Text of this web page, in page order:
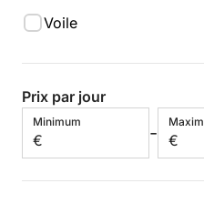
Voile
Prix par jour
Minimum
€ - €